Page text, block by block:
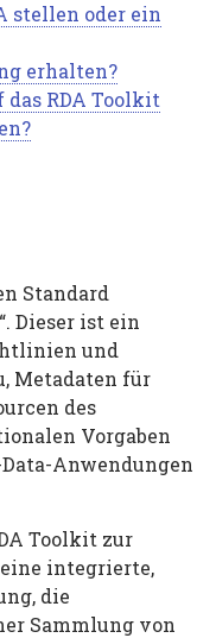
stellen oder ein
erhalten?
RDA Toolkit
Standard
Dieser ist ein
und
Metadaten für
des
Vorgaben
Anwendungen
Toolkit zur
integrierte,
die
Sammlung von